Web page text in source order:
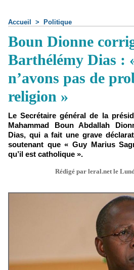
Accueil > Politique
Boun Dionne
Barthélémy Dias :
n’avons pas de
religion »
Le Secrétaire général de la
Mahammad Boun Abdallah
Dias, qui a fait une grave
soutenant que « Guy Marius
qu’il est catholique ».
Rédigé par leral.net le